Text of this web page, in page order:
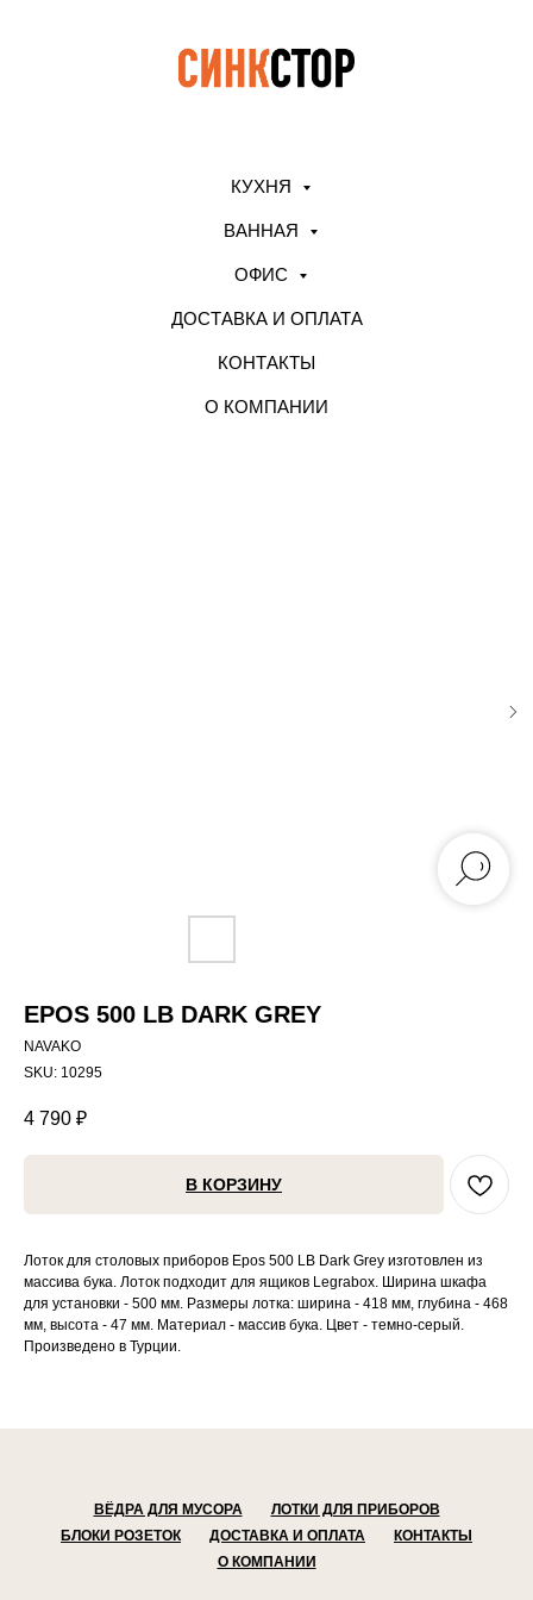
КУХНЯ
ВАННАЯ
ОФИС
ДОСТАВКА И ОПЛАТА
КОНТАКТЫ
О КОМПАНИИ
EPOS 500 LB DARK GREY
NAVAKO
SKU: 10295
4 790 ₽
В КОРЗИНУ
Лоток для столовых приборов Epos 500 LB Dark Grey изготовлен из
массива бука. Лоток подходит для ящиков Legrabox. Ширина шкафа
для установки - 500 мм. Размеры лотка: ширина - 418 мм, глубина - 468
мм, высота - 47 мм. Материал - массив бука. Цвет - темно-серый.
Произведено в Турции.
ВЁДРА ДЛЯ МУСОРА
ЛОТКИ ДЛЯ ПРИБОРОВ
БЛОКИ РОЗЕТОК
ДОСТАВКА И ОПЛАТА
КОНТАКТЫ
О КОМПАНИИ